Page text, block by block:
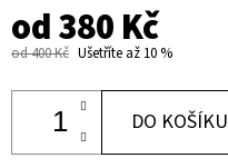
od380 Kč
od 400 Kč Ušetříte až 10 %
DO KOŠÍKU